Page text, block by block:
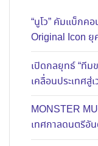
“นูโว” คัมแบ็กค
Original Icon ยุ
เปิดกลยุทธ์ “ทีม
เคลื่อนประเทศสู่
MONSTER
เทศกาลดนตรีอั